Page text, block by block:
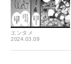
エンタメ
2024.03.09